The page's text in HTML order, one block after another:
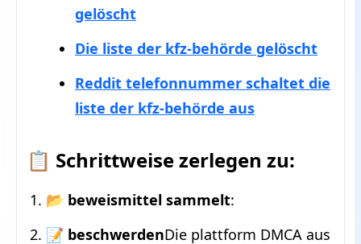
gelöscht
Die liste der kfz-behörde gelöscht
Reddit telefonnummer schaltet die
liste der kfz-behörde aus
📋 Schrittweise zerlegen zu:
📂 beweismittel sammelt:
📝 beschwerdenDie plattform DMCA aus